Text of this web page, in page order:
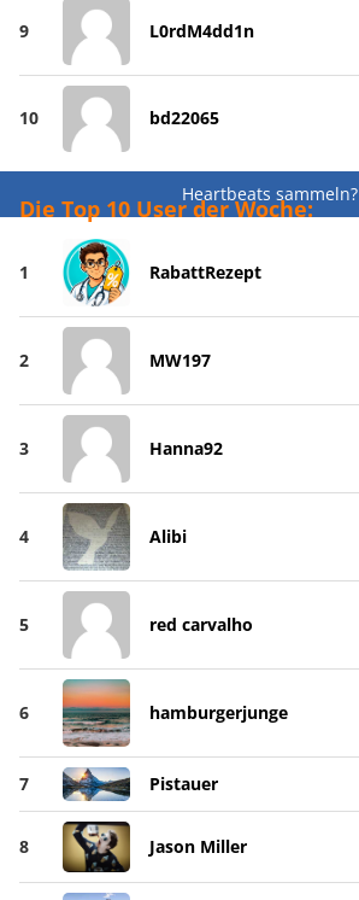
9 L0rdM4dd1n
10 bd22065
Heartbeats sammeln?
Die Top 10 User der Woche:
1 RabattRezept
2 MW197
3 Hanna92
4 Alibi
5 red carvalho
6 hamburgerjunge
7 Pistauer
8 Jason Miller